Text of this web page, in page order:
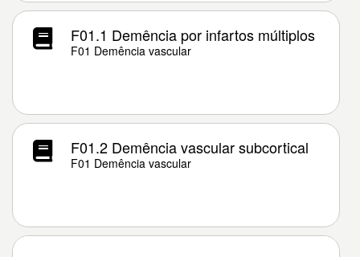
F01.1 Demência por infartos múltiplos
F01 Demência vascular
F01.2 Demência vascular subcortical
F01 Demência vascular